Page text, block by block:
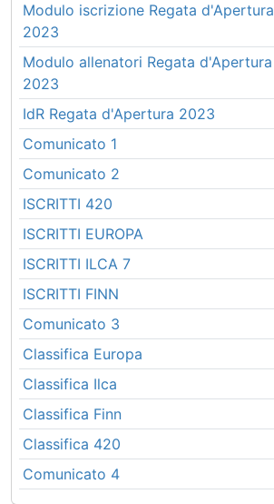
Modulo iscrizione Regata d'Apertura
2023
Modulo allenatori Regata d'Apertura
2023
IdR Regata d'Apertura 2023
Comunicato 1
Comunicato 2
ISCRITTI 420
ISCRITTI EUROPA
ISCRITTI ILCA 7
ISCRITTI FINN
Comunicato 3
Classifica Europa
Classifica Ilca
Classifica Finn
Classifica 420
Comunicato 4